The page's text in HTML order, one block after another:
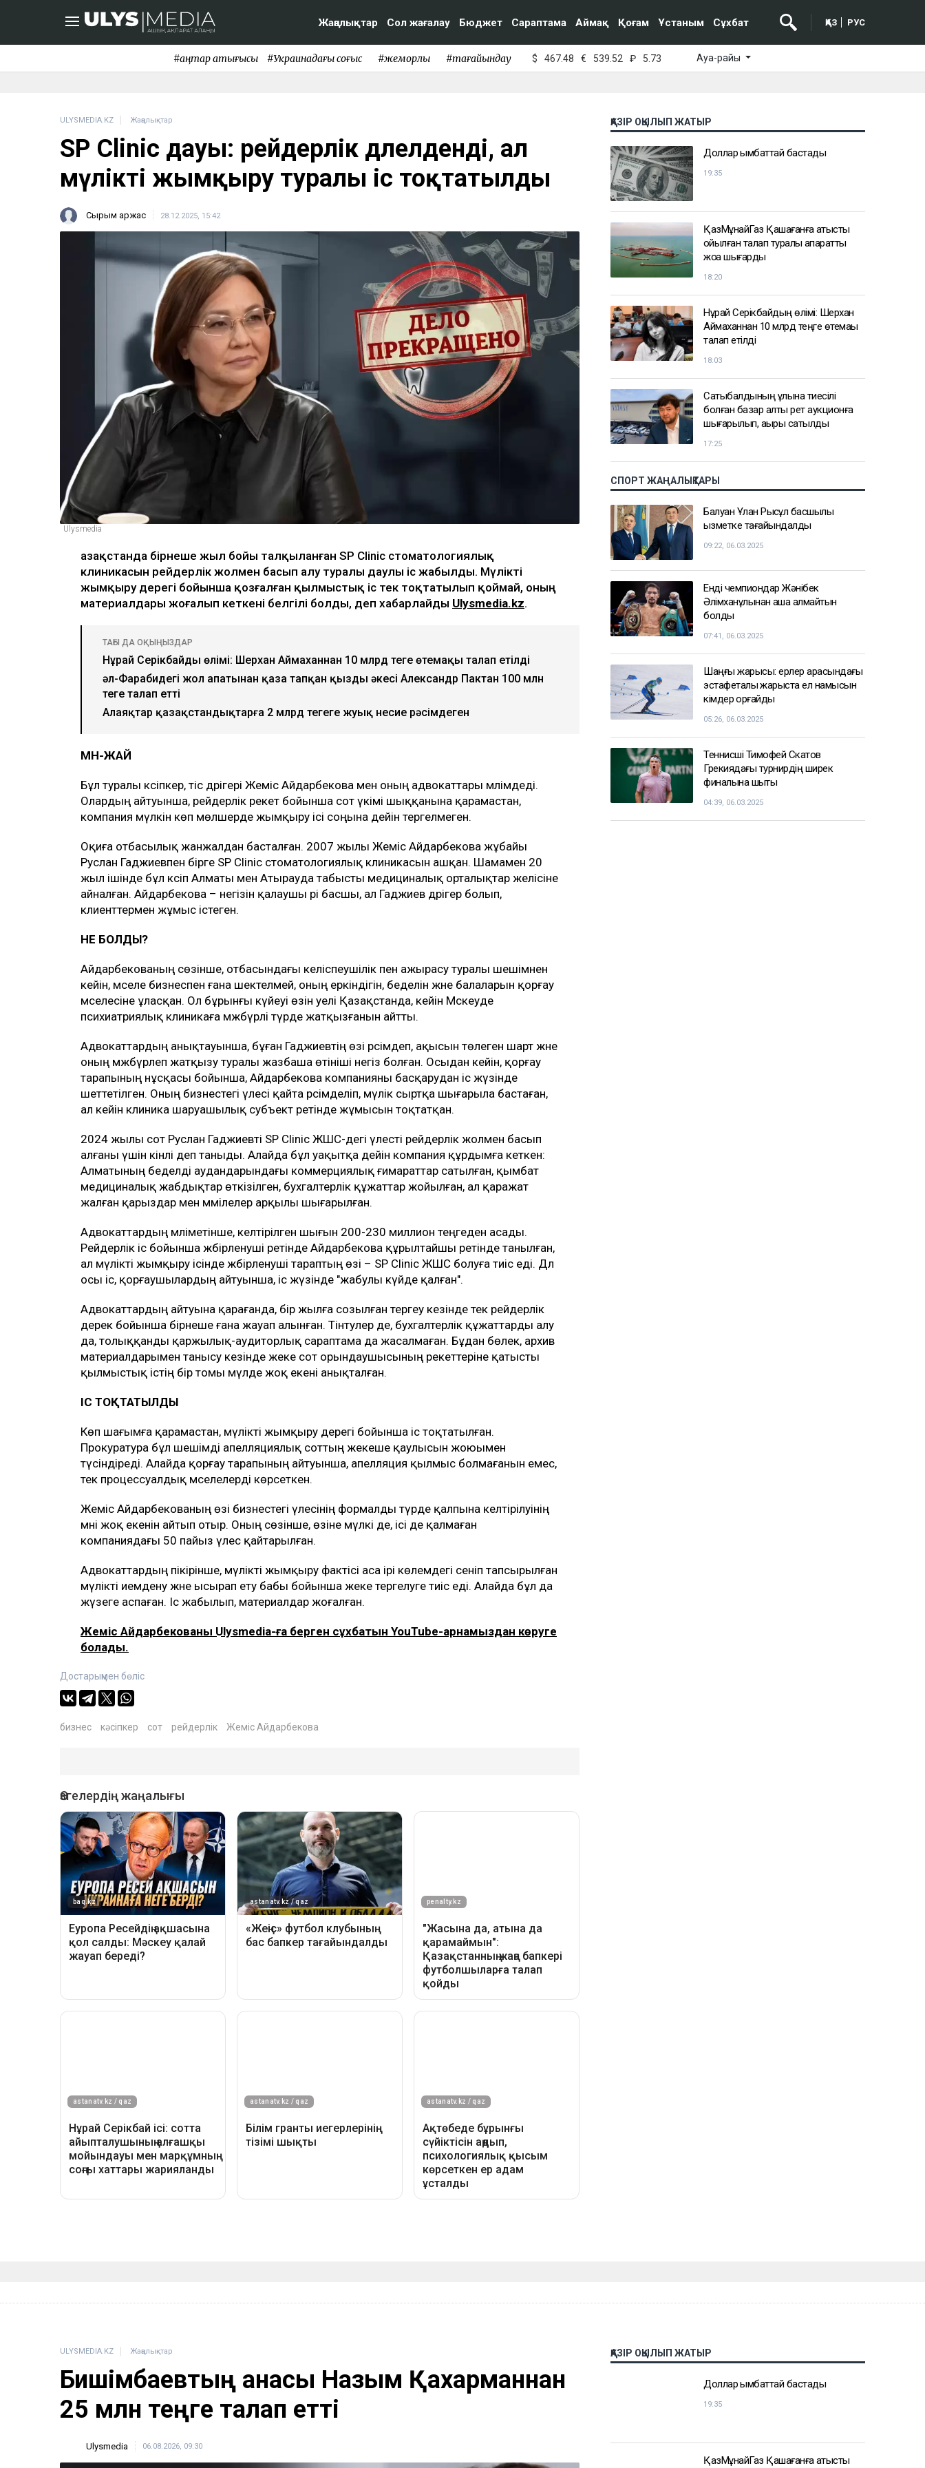
Жаңалықтар Сол жағалау Бюджет Сараптама Аймақ Қоғам Ұстаным Сұхбат ҚАЗ РУС
#қаңтар қақтығысы #Украинадағы соғыс #жемқорлық #тағайындау $ 467.48 € 539.52 ₽ 5.73 Ауа-райы
ULYSMEDIA.KZ Жаңалықтар
SP Clinic дауы: рейдерлік дәлелденді, ал
мүлікті жымқыру туралы іс тоқтатылды
Сырым Қаржас 28.12.2025, 15:42
Ulysmedia
Қазақстанда бірнеше жыл бойы талқыланған SP Clinic стоматологиялық
клиникасын рейдерлік жолмен басып алу туралы даулы іс жабылды. Мүлікті
жымқыру дерегі бойынша қозғалған қылмыстық іс тек тоқтатылып қоймай, оның
материалдары жоғалып кеткені белгілі болды, деп хабарлайды Ulysmedia.kz.
ТАҒЫ ДА ОҚЫҢЫЗДАР
Нұрай Серікбайдың өлімі: Шерхан Аймаханнан 10 млрд теңге өтемақы талап етілді
әл-Фарабидегі жол апатынан қаза тапқан қыздың әкесі Александр Пактан 100 млн
теңге талап етті
Алаяқтар қазақстандықтарға 2 млрд теңгеге жуық несие рәсімдеген
МӘН-ЖАЙ
Бұл туралы кәсіпкер, тіс дәрігері Жеміс Айдарбекова мен оның адвокаттары мәлімдеді.
Олардың айтуынша, рейдерлік әрекет бойынша сот үкімі шыққанына қарамастан,
компания мүлкін көп мөлшерде жымқыру ісі соңына дейін тергелмеген.
Оқиға отбасылық жанжалдан басталған. 2007 жылы Жеміс Айдарбекова жұбайы
Руслан Гаджиевпен бірге SP Clinic стоматологиялық клиникасын ашқан. Шамамен 20
жыл ішінде бұл кәсіп Алматы мен Атырауда табысты медициналық орталықтар желісіне
айналған. Айдарбекова – негізін қалаушы әрі басшы, ал Гаджиев дәрігер болып,
клиенттермен жұмыс істеген.
НЕ БОЛДЫ?
Айдарбекованың сөзінше, отбасындағы келіспеушілік пен ажырасу туралы шешімнен
кейін, мәселе бизнеспен ғана шектелмей, оның еркіндігін, беделін және балаларын қорғау
мәселесіне ұласқан. Ол бұрынғы күйеуі өзін әуелі Қазақстанда, кейін Мәскеуде
психиатриялық клиникаға мәжбүрлі түрде жатқызғанын айтты.
Адвокаттардың анықтауынша, бұған Гаджиевтің өзі рәсімдеп, ақысын төлеген шарт және
оның мәжбүрлеп жатқызу туралы жазбаша өтініші негіз болған. Осыдан кейін, қорғау
тарапының нұсқасы бойынша, Айдарбекова компанияны басқарудан іс жүзінде
шеттетілген. Оның бизнестегі үлесі қайта рәсімделіп, мүлік сыртқа шығарыла бастаған,
ал кейін клиника шаруашылық субъект ретінде жұмысын тоқтатқан.
2024 жылы сот Руслан Гаджиевті SP Clinic ЖШС-дегі үлесті рейдерлік жолмен басып
алғаны үшін кінәлі деп таныды. Алайда бұл уақытқа дейін компания құрдымға кеткен:
Алматының беделді аудандарындағы коммерциялық ғимараттар сатылған, қымбат
медициналық жабдықтар өткізілген, бухгалтерлік құжаттар жойылған, ал қаражат
жалған қарыздар мен мәмілелер арқылы шығарылған.
Адвокаттардың мәліметінше, келтірілген шығын 200-230 миллион теңгеден асады.
Рейдерлік іс бойынша жәбірленуші ретінде Айдарбекова құрылтайшы ретінде танылған,
ал мүлікті жымқыру ісінде жәбірленуші тараптың өзі – SP Clinic ЖШС болуға тиіс еді. Дәл
осы іс, қорғаушылардың айтуынша, іс жүзінде "жабулы күйде қалған".
Адвокаттардың айтуына қарағанда, бір жылға созылған тергеу кезінде тек рейдерлік
дерек бойынша бірнеше ғана жауап алынған. Тінтулер де, бухгалтерлік құжаттарды алу
да, толыққанды қаржылық-аудиторлық сараптама да жасалмаған. Бұдан бөлек, архив
материалдарымен танысу кезінде жеке сот орындаушысының әрекеттеріне қатысты
қылмыстық істің бір томы мүлде жоқ екені анықталған.
ІС ТОҚТАТЫЛДЫ
Көп шағымға қарамастан, мүлікті жымқыру дерегі бойынша іс тоқтатылған.
Прокуратура бұл шешімді апелляциялық соттың жекеше қаулысын жоюымен
түсіндіреді. Алайда қорғау тарапының айтуынша, апелляция қылмыс болмағанын емес,
тек процессуалдық мәселелерді көрсеткен.
Жеміс Айдарбекованың өзі бизнестегі үлесінің формалды түрде қалпына келтірілуінің
мәні жоқ екенін айтып отыр. Оның сөзінше, өзіне мүлкі де, ісі де қалмаған
компаниядағы 50 пайыз үлес қайтарылған.
Адвокаттардың пікірінше, мүлікті жымқыру фактісі аса ірі көлемдегі сеніп тапсырылған
мүлікті иемдену және ысырап ету бабы бойынша жеке тергелуге тиіс еді. Алайда бұл да
жүзеге аспаған. Іс жабылып, материалдар жоғалған.
Жеміс Айдарбекованың Ulysmedia-ға берген сұхбатын YouTube-арнамыздан көруге
болады.
Достарыңмен бөліс
бизнес кәсіпкер сот рейдерлік Жеміс Айдарбекова
ҚАЗІР ОҚЫЛЫП ЖАТЫР
Доллар қымбаттай бастады
19:35
ҚазМұнайГаз Қашағанға қатысты
қойылған талап туралы ақпаратты
жоққа шығарды
18:20
Нұрай Серікбайдың өлімі: Шерхан
Аймаханнан 10 млрд теңге өтемақы
талап етілді
18:03
Сатыбалдының ұлына тиесілі
болған базар алты рет аукционға
шығарылып, ақыры сатылды
17:25
СПОРТ ЖАҢАЛЫҚТАРЫ
Балуан Ұлан Рысқұл басшылық
қызметке тағайындалды
09:22, 06.03.2025
Енді чемпиондар Жәнібек
Әлімханұлынан қаша алмайтын
болды
07:41, 06.03.2025
Шаңғы жарысы: ерлер арасындағы
эстафеталық жарыста ел намысын
кімдер қорғайды
05:26, 06.03.2025
Теннисші Тимофей Скатов
Грекиядағы турнирдің ширек
финалына шықты
04:39, 06.03.2025
ULYSMEDIA.KZ Жаңалықтар
Бишімбаевтың анасы Назым Қахарманнан
25 млн теңге талап етті
Ulysmedia 06.08.2026, 09:30
ҚАЗІР ОҚЫЛЫП ЖАТЫР
Доллар қымбаттай бастады
19:35
ҚазМұнайГаз Қашағанға қатысты